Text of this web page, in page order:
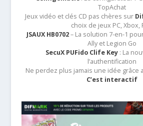
TopAchat
Jeux vidéo et clés CD pas chères sur
choix de jeux PC, Xbox,
JSAUX HB0702– La solution 7-en-1
Ally et Legion Go
SecuX PUFido Clife Key : La
l’authentification
Ne perdez plus jamais une idée grâce
C’est interactif